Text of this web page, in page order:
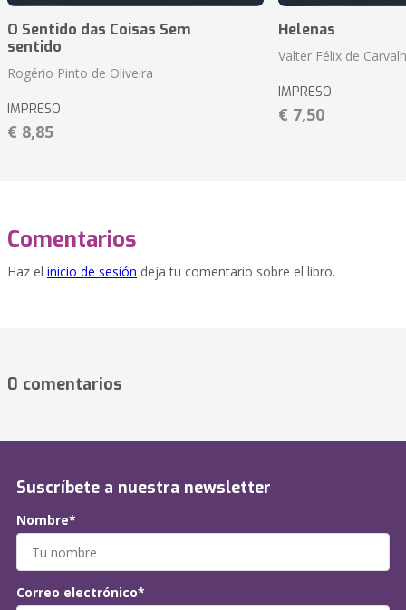
O Sentido das Coisas Sem
sentido
Rogério Pinto de Oliveira
IMPRESO
€ 8,85
Helenas
Valter Félix de
IMPRESO
€ 7,50
Comentarios
Haz el inicio de sesión deja tu comentario sobre el libro.
0 comentarios
Suscríbete a nuestra newsletter
Nombre*
Correo electrónico*